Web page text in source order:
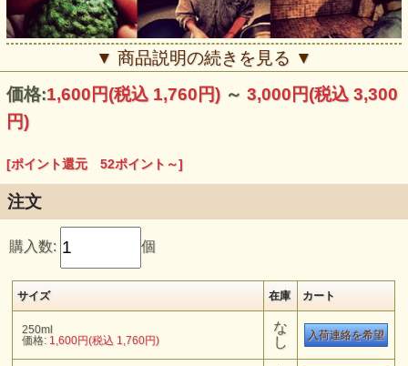
▼ 商品説明の続きを見る ▼
価格:1,600円(税込 1,760円) ～ 3,000円(税込 3,300
円)
[ポイント還元 52ポイント～]
注文
購入数: 個
サイズ 在庫 カート
250ml
価格: 1,600円(税込 1,760円)
な
し
入荷連絡を希望